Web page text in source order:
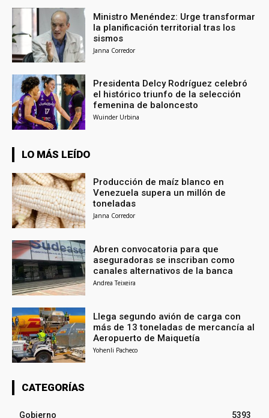
Ministro Menéndez: Urge transformar
la planificación territorial tras los
sismos
Janna Corredor
Presidenta Delcy Rodríguez celebró
el histórico triunfo de la selección
femenina de baloncesto
Wuinder Urbina
LO MÁS LEÍDO
Producción de maíz blanco en
Venezuela supera un millón de
toneladas
Janna Corredor
Abren convocatoria para que
aseguradoras se inscriban como
canales alternativos de la banca
Andrea Teixeira
Llega segundo avión de carga con
más de 13 toneladas de mercancía al
Aeropuerto de Maiquetía
Yohenli Pacheco
CATEGORÍAS
Gobierno
5393